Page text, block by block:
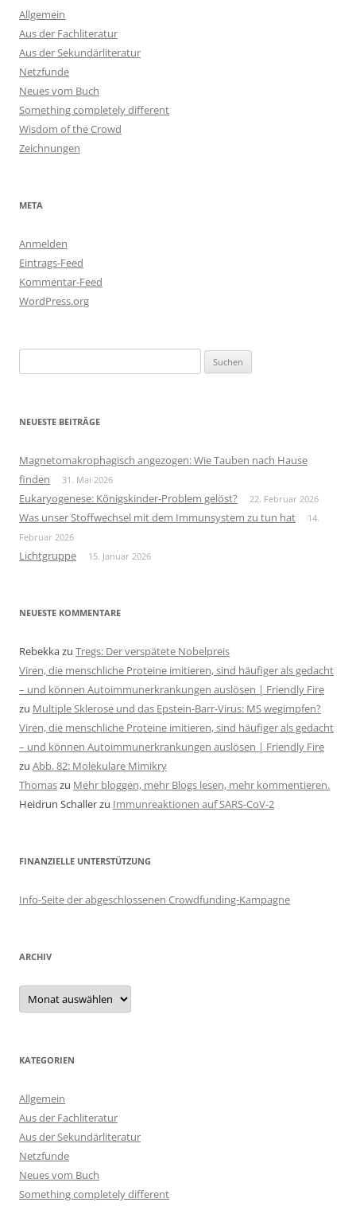
Allgemein
Aus der Fachliteratur
Aus der Sekundärliteratur
Netzfunde
Neues vom Buch
Something completely different
Wisdom of the Crowd
Zeichnungen
META
Anmelden
Eintrags-Feed
Kommentar-Feed
WordPress.org
nach:
NEUESTE BEITRÄGE
Magnetomakrophagisch angezogen: Wie Tauben nach Hause
finden
31. Mai 2026
Eukaryogenese: Königskinder-Problem gelöst? 22. Februar 2026
Was unser Stoffwechsel mit dem Immunsystem zu tun hat
14.
Februar 2026
Lichtgruppe 15. Januar 2026
NEUESTE KOMMENTARE
Rebekkazu Tregs: Der verspätete Nobelpreis
Viren, die menschliche Proteine imitieren, sind häufiger als gedacht
– und können Autoimmunerkrankungen auslösen | Friendly Fire
zu Multiple Sklerose und das Epstein-Barr-Virus: MS wegimpfen?
Viren, die menschliche Proteine imitieren, sind häufiger als gedacht
– und können Autoimmunerkrankungen auslösen | Friendly Fire
zu Abb. 82: Molekulare Mimikry
Thomaszu Mehr bloggen, mehr Blogs lesen, mehr kommentieren.
Heidrun Schallerzu Immunreaktionen auf SARS-CoV-2
FINANZIELLE UNTERSTÜTZUNG
Info-Seite der abgeschlossenen Crowdfunding-Kampagne
ARCHIV
Archiv
KATEGORIEN
Allgemein
Aus der Fachliteratur
Aus der Sekundärliteratur
Netzfunde
Neues vom Buch
Something completely different